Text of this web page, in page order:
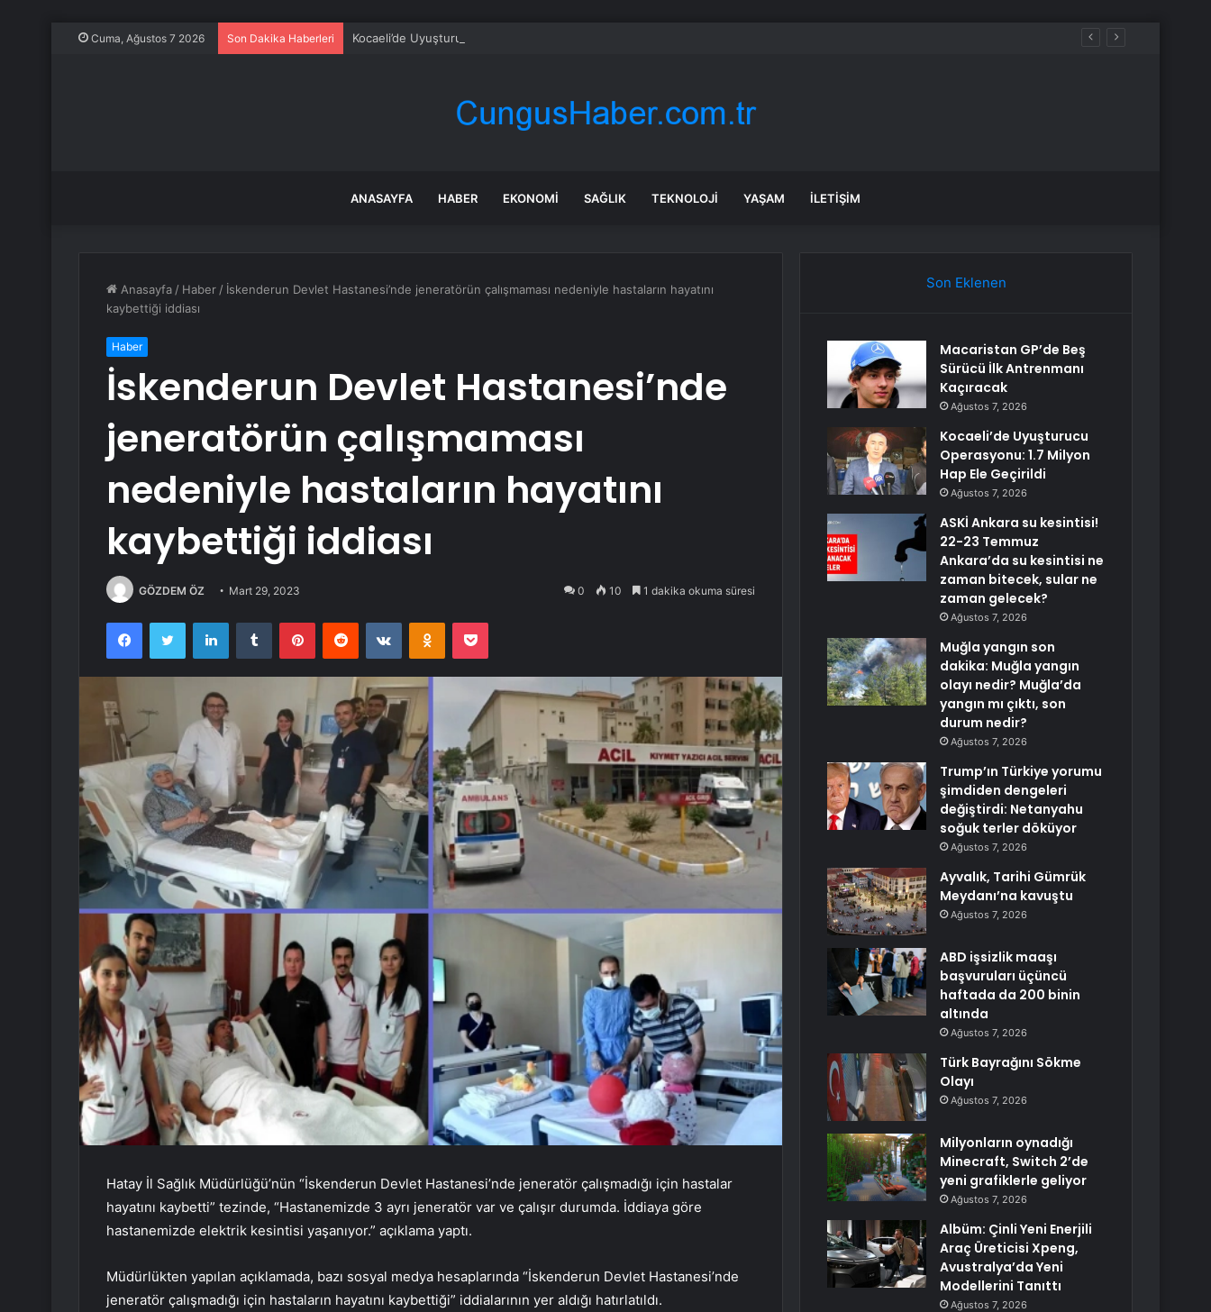
Cuma, Ağustos 7 2026 Son Dakika Haberleri Kocaeli’de Uyuşturucu Operasyonu: 1.7 Milyon Hap Ele Geçirildi
ANASAYFA HABER EKONOMI SAĞLIK TEKNOLOJI YAŞAM İLETIŞIM
Anasayfa / Haber / İskenderun Devlet Hastanesi’nde jeneratörün çalışmaması nedeniyle hastaların hayatını
kaybettiği iddiası
Haber
İskenderun Devlet Hastanesi’nde
jeneratörün çalışmaması
nedeniyle hastaların hayatını
kaybettiği iddiası
GÖZDEM ÖZ Mart 29, 2023 0 10 1 dakika okuma süresi
FacebookTwitter LinkedInTumblr PinterestReddit VKontakteOdnoklassniki
Pocket
Hatay İl Sağlık Müdürlüğü’nün “İskenderun Devlet Hastanesi’nde jeneratör çalışmadığı için hastalar
hayatını kaybetti” tezinde, “Hastanemizde 3 ayrı jeneratör var ve çalışır durumda. İddiaya göre
hastanemizde elektrik kesintisi yaşanıyor.” açıklama yaptı.
Müdürlükten yapılan açıklamada, bazı sosyal medya hesaplarında “İskenderun Devlet Hastanesi’nde
jeneratör çalışmadığı için hastaların hayatını kaybettiği” iddialarının yer aldığı hatırlatıldı.
Son Eklenen
Macaristan GP’de Beş
Sürücü İlk Antrenmanı
Kaçıracak
Ağustos 7, 2026
Kocaeli’de Uyuşturucu
Operasyonu: 1.7 Milyon
Hap Ele Geçirildi
Ağustos 7, 2026
ASKİ Ankara su kesintisi!
22-23 Temmuz
Ankara’da su kesintisi ne
zaman bitecek, sular ne
zaman gelecek?
Ağustos 7, 2026
Muğla yangın son
dakika: Muğla yangın
olayı nedir? Muğla’da
yangın mı çıktı, son
durum nedir?
Ağustos 7, 2026
Trump’ın Türkiye yorumu
şimdiden dengeleri
değiştirdi: Netanyahu
soğuk terler döküyor
Ağustos 7, 2026
Ayvalık, Tarihi Gümrük
Meydanı’na kavuştu
Ağustos 7, 2026
ABD işsizlik maaşı
başvuruları üçüncü
haftada da 200 binin
altında
Ağustos 7, 2026
Türk Bayrağını Sökme
Olayı
Ağustos 7, 2026
Milyonların oynadığı
Minecraft, Switch 2’de
yeni grafiklerle geliyor
Ağustos 7, 2026
Albüm: Çinli Yeni Enerjili
Araç Üreticisi Xpeng,
Avustralya’da Yeni
Modellerini Tanıttı
Ağustos 7, 2026